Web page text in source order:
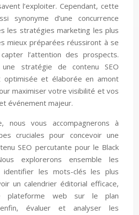
l’exploiter. Cependant, cette
synonyme d’une concurrence
les stratégies marketing les plus
mieux préparées réussiront à se
l’attention des prospects.
une stratégie de contenu SEO
optimisée et élaborée en amont
maximiser votre visibilité et vos
événement majeur.
nous vous accompagnerons à
cruciales pour concevoir une
SEO percutante pour le Black
explorerons ensemble les
identifier les mots-clés les plus
un calendrier éditorial efficace,
plateforme web sur le plan
évaluer et analyser les